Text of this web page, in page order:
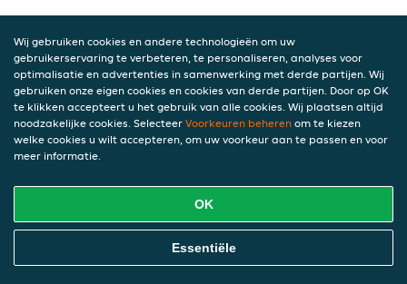
Wij gebruiken cookies en andere technologieën om uw
gebruikerservaring te verbeteren, te personaliseren, analyses voor
optimalisatie en advertenties in samenwerking met derde partijen. Wij
gebruiken onze eigen cookies en cookies van derde partijen. Door op OK
te klikken accepteert u het gebruik van alle cookies. Wij plaatsen altijd
noodzakelijke cookies. Selecteer Voorkeuren beheren om te kiezen
welke cookies u wilt accepteren, om uw voorkeur aan te passen en voor
meer informatie.
OK
Essentiële